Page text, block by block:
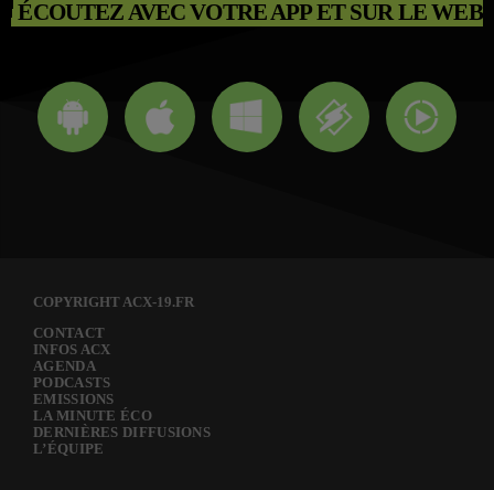
ÉCOUTEZ AVEC VOTRE APP ET SUR LE WEB
COPYRIGHT ACX-19.FR
CONTACT
INFOS ACX
AGENDA
PODCASTS
EMISSIONS
LA MINUTE ÉCO
DERNIÈRES DIFFUSIONS
L’ÉQUIPE